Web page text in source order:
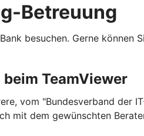
Betreuung
besuchen. Gerne
TeamViewer
vom "Bundesverband der
mit dem gewünschten